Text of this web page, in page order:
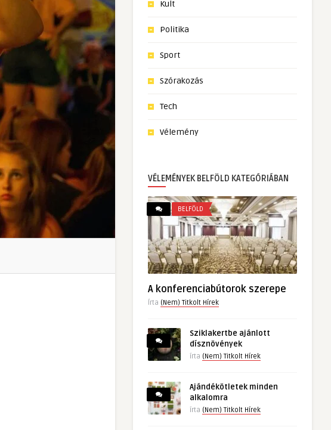
Kult
Politika
Sport
Szórakozás
Tech
Vélemény
VÉLEMÉNYEK BELFÖLD KATEGÓRIÁBAN
BELFÖLD
A konferenciabútorok szerepe
Írta (Nem) Titkolt Hírek
Sziklakertbe ajánlott
dísznövények
írta (Nem) Titkolt Hírek
Ajándékötletek minden
alkalomra
írta (Nem) Titkolt Hírek